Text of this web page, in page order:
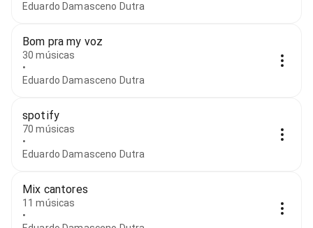
Eduardo Damasceno Dutra
Bom pra my voz
30 músicas
•
Eduardo Damasceno Dutra
spotify
70 músicas
•
Eduardo Damasceno Dutra
Mix cantores
11 músicas
•